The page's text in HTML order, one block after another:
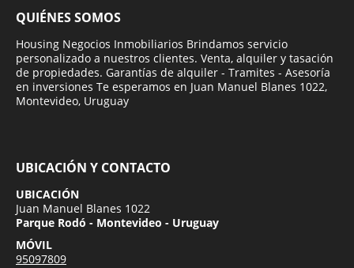
QUIÉNES SOMOS
Housing Negocios Inmobiliarios Brindamos servicio
personalizado a nuestros clientes. Venta, alquiler y tasación
de propiedades. Garantías de alquiler - Tramites - Asesoría
en inversiones Te esperamos en Juan Manuel Blanes 1022,
Montevideo, Uruguay
UBICACIÓN Y CONTACTO
UBICACIÓN
Juan Manuel Blanes 1022
Parque Rodó - Montevideo - Uruguay
MÓVIL
95097809